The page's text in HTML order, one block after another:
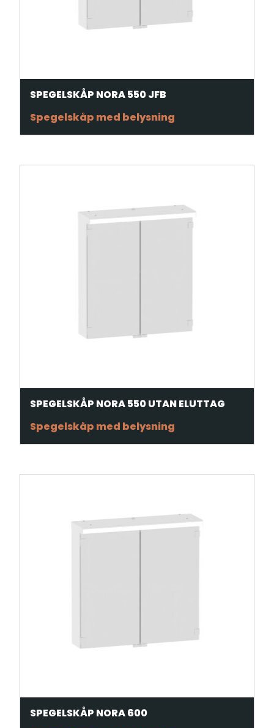
SPEGELSKÅP NORA 550 JFB
Spegelskåp med belysning
SPEGELSKÅP NORA 550 UTAN ELUTTAG
Spegelskåp med belysning
SPEGELSKÅP NORA 600